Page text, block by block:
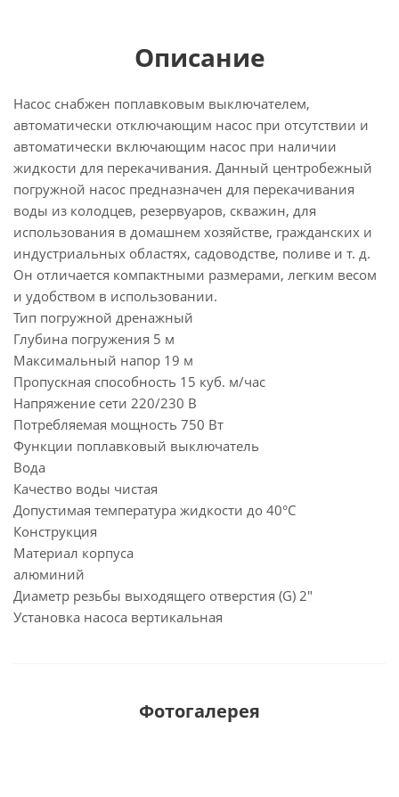
Описание
Насос снабжен поплавковым выключателем,
автоматически отключающим насос при отсутствии и
автоматически включающим насос при наличии
жидкости для перекачивания. Данный центробежный
погружной насос предназначен для перекачивания
воды из колодцев, резервуаров, скважин, для
использования в домашнем хозяйстве, гражданских и
индустриальных областях, садоводстве, поливе и т. д.
Он отличается компактными размерами, легким весом
и удобством в использовании.
Тип погружной дренажный
Глубина погружения 5 м
Максимальный напор 19 м
Пропускная способность 15 куб. м/час
Напряжение сети 220/230 В
Потребляемая мощность 750 Вт
Функции поплавковый выключатель
Вода
Качество воды чистая
Допустимая температура жидкости до 40°C
Конструкция
Материал корпуса
алюминий
Диаметр резьбы выходящего отверстия (G) 2"
Установка насоса вертикальная
Фотогалерея